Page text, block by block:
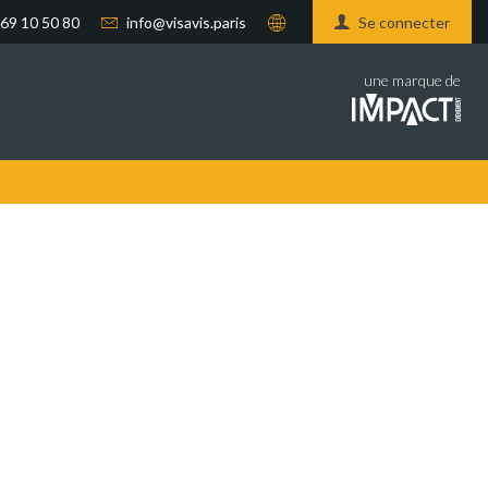
10 50 80 info@visavis.paris Se connecter
une marque de